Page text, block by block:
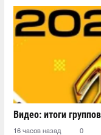
Видео: итоги
16 часов назад 0